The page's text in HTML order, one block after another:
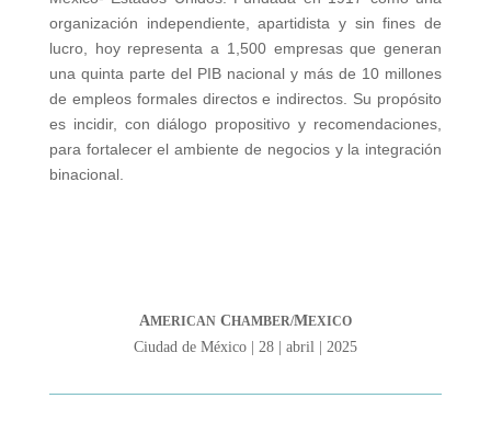
organización independiente, apartidista y sin fines de
lucro, hoy representa a 1,500 empresas que generan
una quinta parte del PIB nacional y más de 10 millones
de empleos formales directos e indirectos. Su propósito
es incidir, con diálogo propositivo y recomendaciones,
para fortalecer el ambiente de negocios y la integración
binacional.
AMERICANCHAMBER/MEXICO
Ciudad de México | 28 | abril | 2025